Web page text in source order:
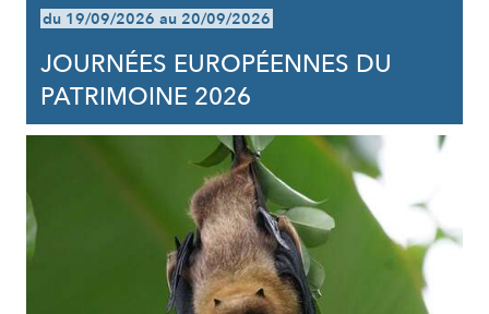
du 19/09/2026 au 20/09/2026
JOURNÉES EUROPÉENNES DU
PATRIMOINE 2026